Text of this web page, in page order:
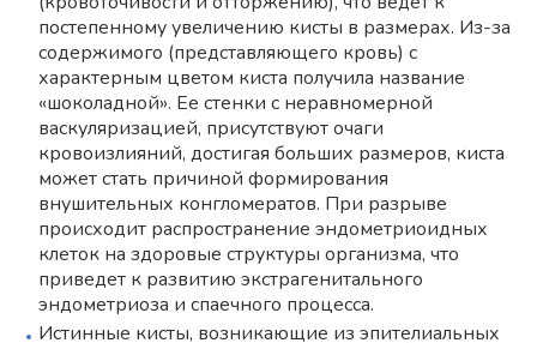
постепенному увеличению кисты в размерах. Из-за
содержимого (представляющего кровь) с
характерным цветом киста получила название
«шоколадной». Ее стенки с неравномерной
васкуляризацией, присутствуют очаги
кровоизлияний, достигая больших размеров, киста
может стать причиной формирования
внушительных конгломератов. При разрыве
происходит распространение эндометриоидных
клеток на здоровые структуры организма, что
приведет к развитию экстрагенитального
эндометриоза и спаечного процесса.
Истинные кисты, возникающие из эпителиальных